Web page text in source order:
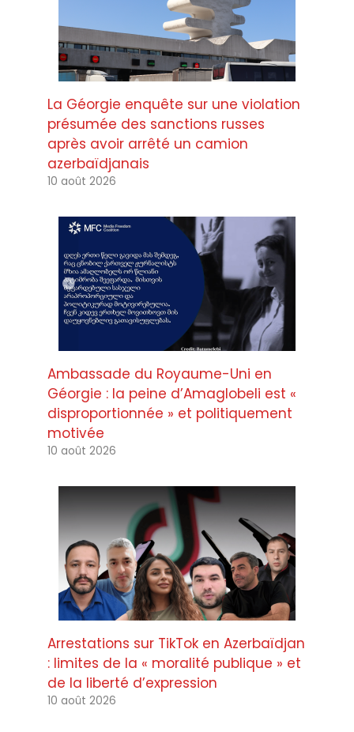
La Géorgie enquête sur une violation
présumée des sanctions russes
après avoir arrêté un camion
azerbaïdjanais
10 août 2026
Ambassade du Royaume-Uni en
Géorgie : la peine d’Amaglobeli est «
disproportionnée » et politiquement
motivée
10 août 2026
Arrestations sur TikTok en Azerbaïdjan
: limites de la « moralité publique » et
de la liberté d’expression
10 août 2026